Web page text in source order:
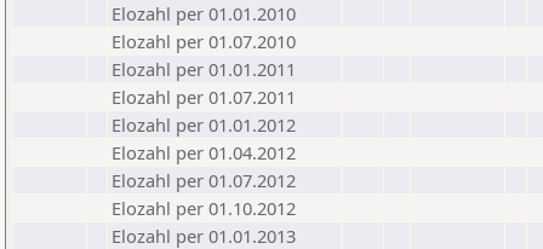
Elozahl per 01.01.2010
Elozahl per 01.07.2010
Elozahl per 01.01.2011
Elozahl per 01.07.2011
Elozahl per 01.01.2012
Elozahl per 01.04.2012
Elozahl per 01.07.2012
Elozahl per 01.10.2012
Elozahl per 01.01.2013